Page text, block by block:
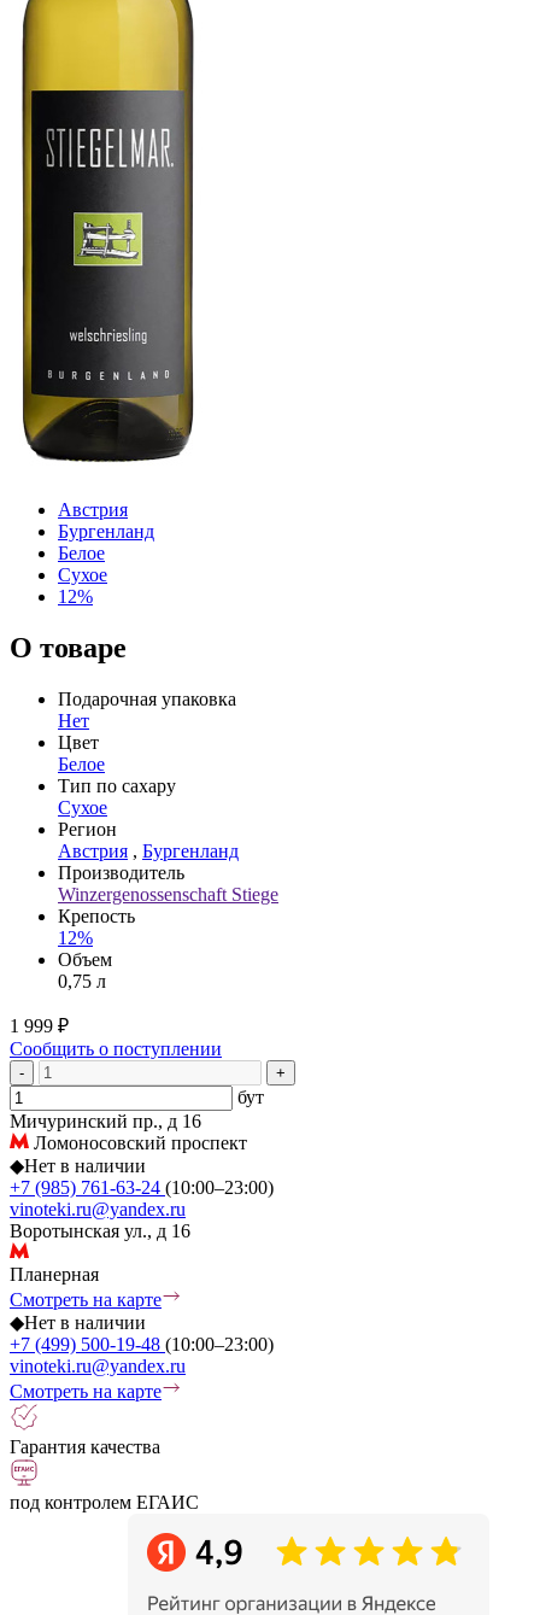
Австрия
Бургенланд
Белое
Сухое
12%
О товаре
Подарочная упаковка
Нет
Цвет
Белое
Тип по сахару
Сухое
Регион
Австрия , Бургенланд
Производитель
Winzergenossenschaft Stiege
Крепость
12%
Объем
0,75 л
1 999 ₽
Сообщить о поступлении
- +
бут
Мичуринский пр., д 16
Ломоносовский проспект
◆Нет в наличии
+7 (985) 761-63-24 (10:00–23:00)
vinoteki.ru@yandex.ru
Воротынская ул., д 16
Планерная
Смотреть на карте
◆Нет в наличии
+7 (499) 500-19-48 (10:00–23:00)
vinoteki.ru@yandex.ru
Смотреть на карте
Гарантия качества
под контролем ЕГАИС